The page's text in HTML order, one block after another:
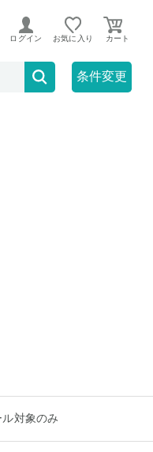
ログイン お気に入り
条件変更
ル対象のみ